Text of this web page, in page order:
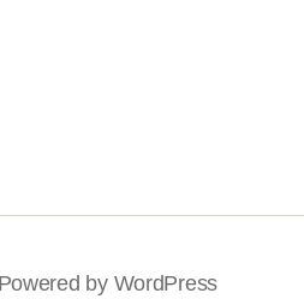
Powered by WordPress